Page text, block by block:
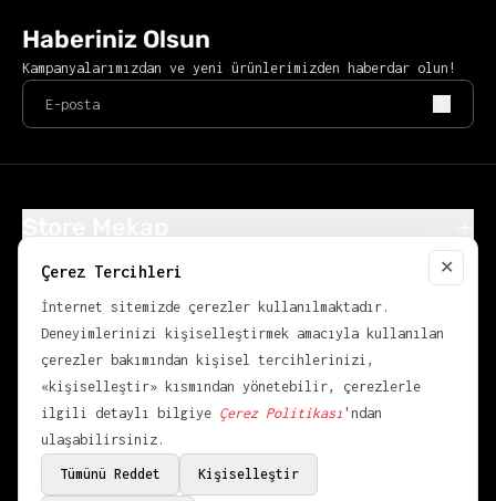
Close
✕
Çerez Tercihleri
İnternet sitemizde çerezler kullanılmaktadır.
Deneyimlerinizi kişiselleştirmek amacıyla kullanılan
çerezler bakımından kişisel tercihlerinizi,
«kişiselleştir» kısmından yönetebilir, çerezlerle
ilgili detaylı bilgiye Çerez Politikası 'ndan
ulaşabilirsiniz.
Tümünü Reddet Kişiselleştir
Haberiniz Olsun
Kampanyalarımızdan ve yeni ürünlerimizden haberdar olun!
Alışveriş
Popüler Kategoriler
KVKK
© 2026,OVER POINT.Bir Mekap Markasıdır.